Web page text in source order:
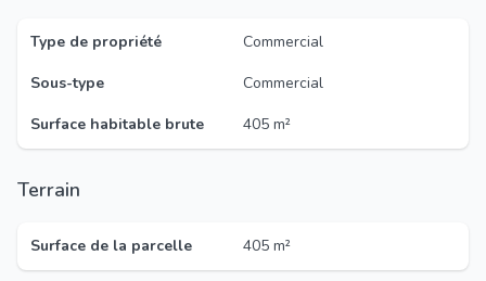
Type de propriété
Commercial
Sous-type
Commercial
Surface habitable brute
405 m²
Terrain
Surface de la parcelle 405 m²